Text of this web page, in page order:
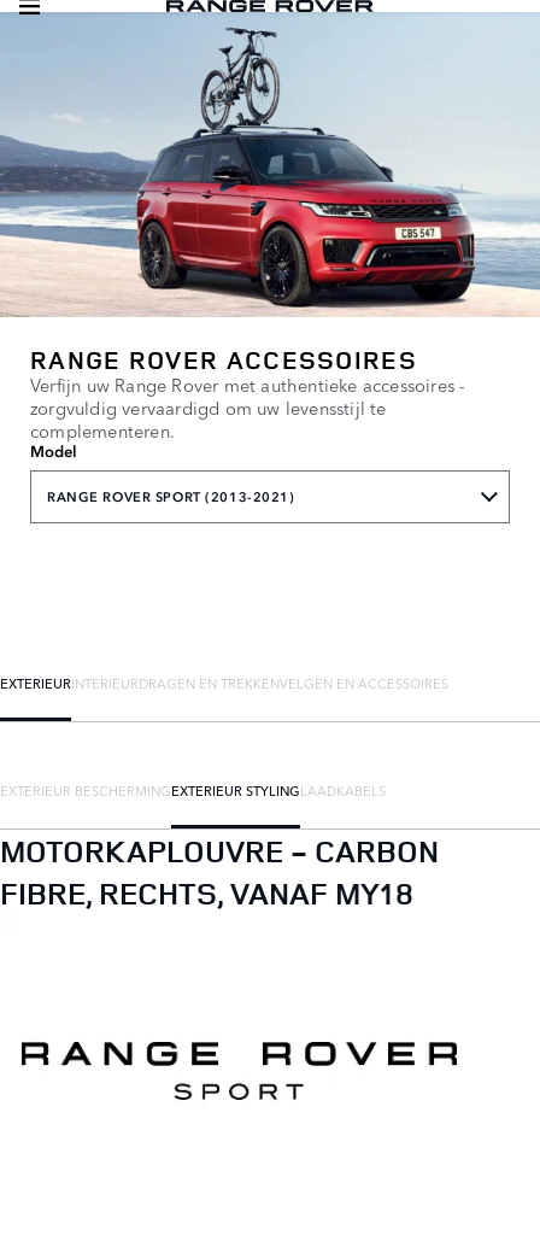
RANGE ROVER ACCESSOIRES
Verfijn uw Range Rover met authentieke accessoires -
zorgvuldig vervaardigd om uw levensstijl te
complementeren.
Model
RANGE ROVER SPORT (2013-2021)
EXTERIEURINTERIEURDRAGEN EN TREKKENVELGEN EN ACCESSOIRES
EXTERIEUR BESCHERMINGEXTERIEUR STYLINGLAADKABELS
MOTORKAPLOUVRE - CARBON
FIBRE, RECHTS, VANAF MY18